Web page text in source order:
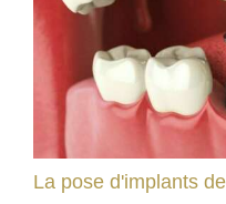
La pose d'implants